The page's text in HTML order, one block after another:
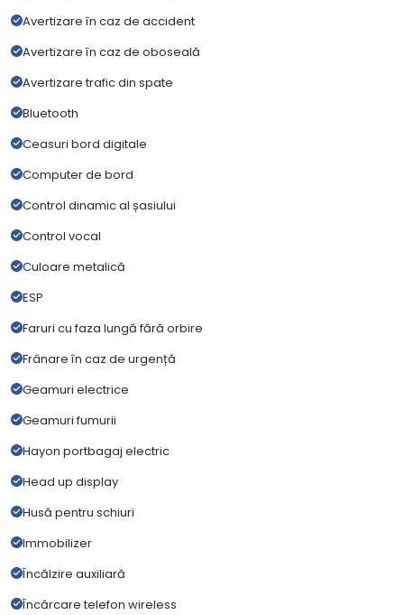
Avertizare în caz de accident
Avertizare în caz de oboseală
Avertizare trafic din spate
Bluetooth
Ceasuri bord digitale
Computer de bord
Control dinamic al șasiului
Control vocal
Culoare metalică
ESP
Faruri cu faza lungă fără orbire
Frânare în caz de urgență
Geamuri electrice
Geamuri fumurii
Hayon portbagaj electric
Head up display
Husă pentru schiuri
Immobilizer
Încălzire auxiliară
Încărcare telefon wireless